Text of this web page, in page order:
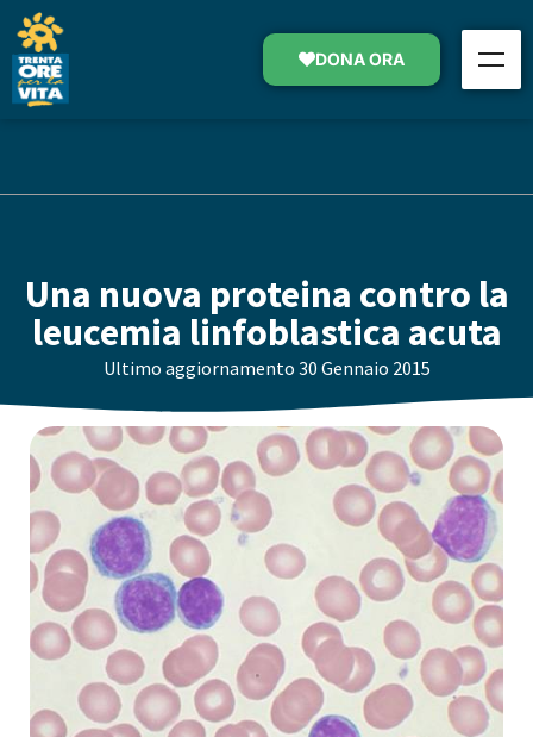
DONA ORA
Una nuova proteina contro la
leucemia linfoblastica acuta
Ultimo aggiornamento 30 Gennaio 2015